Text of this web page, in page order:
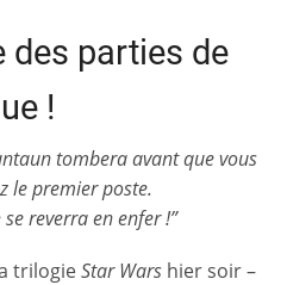
des parties de
!
tombera avant que vous
le premier poste.
reverra en enfer !”
trilogieStar Warshier soir –